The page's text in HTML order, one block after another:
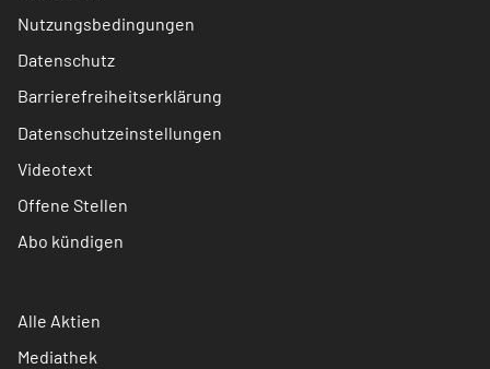
Nutzungsbedingungen
Datenschutz
Barrierefreiheitserklärung
Datenschutzeinstellungen
Videotext
Offene Stellen
Abo kündigen
Alle Aktien
Mediathek